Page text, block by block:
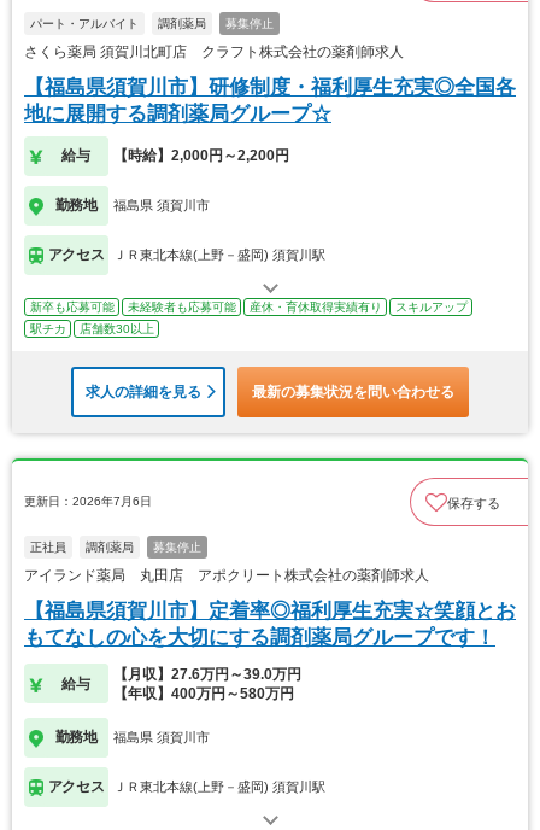
パート・アルバイト 調剤薬局 募集停止
さくら薬局 須賀川北町店 クラフト株式会社の薬剤師求人
【福島県須賀川市】研修制度・福利厚生充実◎全国各
地に展開する調剤薬局グループ☆
給与 【時給】2,000円～2,200円
勤務地 福島県 須賀川市
アクセス ＪＲ東北本線(上野－盛岡) 須賀川駅
新卒も応募可能 未経験者も応募可能 産休・育休取得実績有り
スキルアップ
駅チカ
店舗数30以上
求人の詳細を見る 最新の募集状況を問い合わせる
更新日：2026年7月6日 保存する
正社員 調剤薬局 募集停止
アイランド薬局 丸田店 アポクリート株式会社の薬剤師求人
【福島県須賀川市】定着率◎福利厚生充実☆笑顔とお
もてなしの心を大切にする調剤薬局グループです！
給与
【月収】27.6万円～39.0万円
【年収】400万円～580万円
勤務地 福島県 須賀川市
アクセス ＪＲ東北本線(上野－盛岡) 須賀川駅